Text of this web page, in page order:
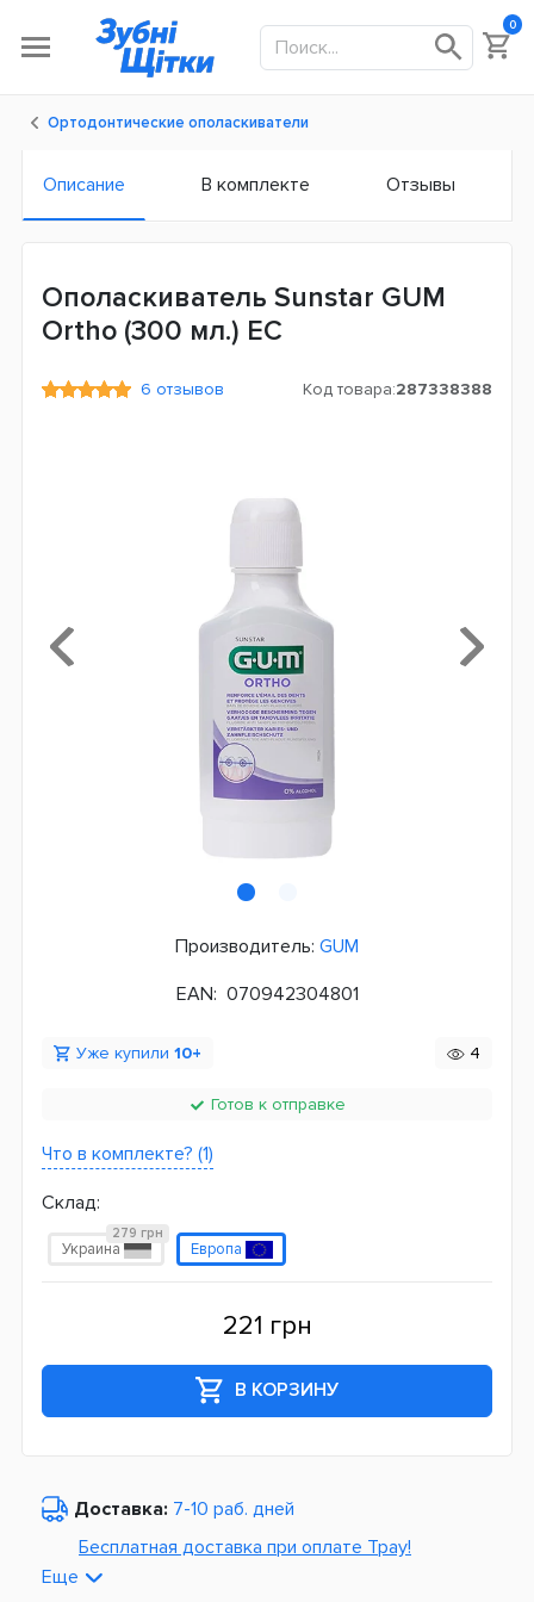
0
Ортодонтические ополаскиватели
Описание В комплекте Отзывы
Ополаскиватель Sunstar GUM
Ortho (300 мл.) ЕС
6 отзывов Код товара:287338388
Производитель: GUM
EAN: 070942304801
Уже купили 10+ 4
Готов к отправке
Что в комплекте? (1)
Склад:
Украина
279 грн
Европа
221 грн
В КОРЗИНУ
Доставка: 7-10 раб. дней
Бесплатная доставка при оплате Tpay!
Еще